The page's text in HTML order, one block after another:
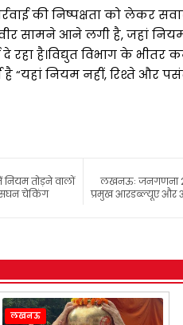
की निष्पक्षता को लेकर
सामने आने लगी है, जहां
रहा है।विद्युत विभाग के
“यहां नियम नहीं, रिश्ते और
लखनऊः जनगणना
प्रमुख आरडब्ल्यूए और
तोड़ने वालों
सघन चेकिंग
लखनऊ